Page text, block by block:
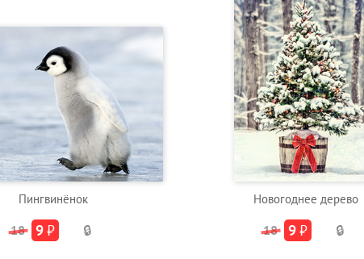
Пингвинёнок
18 9₽ 🔒
Новогоднее дерево
18 9₽ 🔒